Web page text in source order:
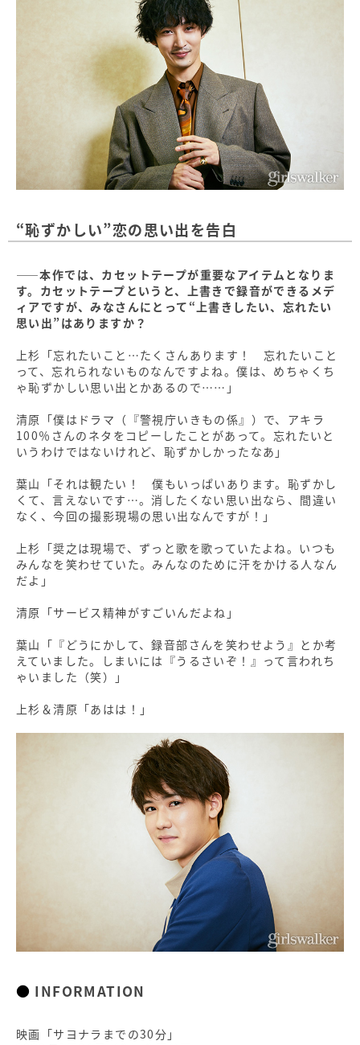
“恥ずかしい”恋の思い出を告白
――本作では、カセットテープが重要なアイテムとなりま
す。カセットテープというと、上書きで録音ができるメデ
ィアですが、みなさんにとって“上書きしたい、忘れたい
思い出”はありますか？
上杉「忘れたいこと…たくさんあります！ 忘れたいこと
って、忘れられないものなんですよね。僕は、めちゃくち
ゃ恥ずかしい思い出とかあるので……」
清原「僕はドラマ（『警視庁いきもの係』）で、アキラ
100％さんのネタをコピーしたことがあって。忘れたいと
いうわけではないけれど、恥ずかしかったなあ」
葉山「それは観たい！ 僕もいっぱいあります。恥ずかし
くて、言えないです…。消したくない思い出なら、間違い
なく、今回の撮影現場の思い出なんですが！」
上杉「奨之は現場で、ずっと歌を歌っていたよね。いつも
みんなを笑わせていた。みんなのために汗をかける人なん
だよ」
清原「サービス精神がすごいんだよね」
葉山「『どうにかして、録音部さんを笑わせよう』とか考
えていました。しまいには『うるさいぞ！』って言われち
ゃいました（笑）」
上杉＆清原「あはは！」
INFORMATION
映画「サヨナラまでの30分」